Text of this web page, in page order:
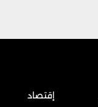
إقتصاد